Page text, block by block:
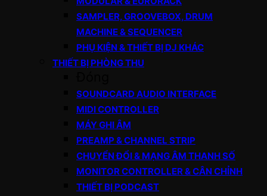
SAMPLER, GROOVEBOX, DRUM
MACHINE & SEQUENCER
PHỤ KIỆN & THIẾT BỊ DJ KHÁC
THIẾT BỊ PHÒNG THU
SOUNDCARD AUDIO INTERFACE
MIDI CONTROLLER
MÁY GHI ÂM
PREAMP & CHANNEL STRIP
CHUYỂN ĐỔI & MẠNG ÂM THANH SỐ
MONITOR CONTROLLER & CÂN CHỈNH
THIẾT BỊ PODCAST